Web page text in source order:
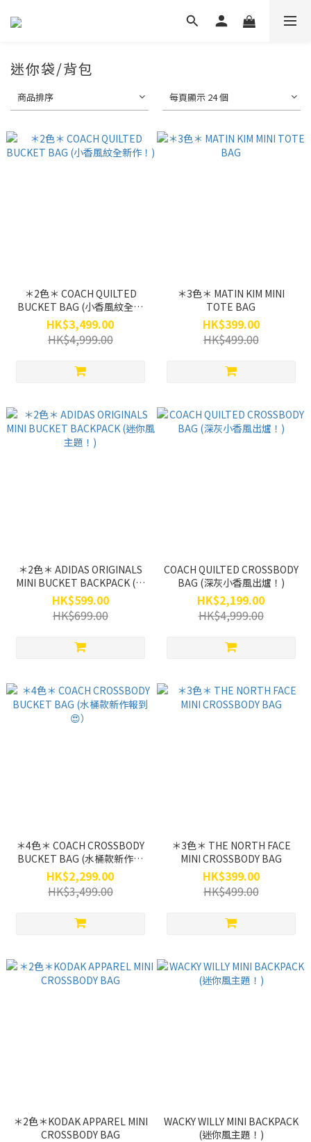
迷你袋/背包
商品排序 每頁顯示 24 個
＊2色＊ COACH QUILTED
BUCKET BAG (小香風紋全新
作！)
HK$3,499.00
HK$4,999.00
＊3色＊ MATIN KIM MINI
TOTE BAG
HK$399.00
HK$499.00
＊2色＊ ADIDAS ORIGINALS
MINI BUCKET BACKPACK (迷
你風主題！)
HK$599.00
HK$699.00
COACH QUILTED CROSSBODY
BAG (深灰小香風出爐！)
HK$2,199.00
HK$4,999.00
＊4色＊ COACH CROSSBODY
BUCKET BAG (水桶款新作報
到😍）
HK$2,299.00
HK$3,499.00
＊3色＊ THE NORTH FACE
MINI CROSSBODY BAG
HK$399.00
HK$499.00
＊2色＊KODAK APPAREL MINI
CROSSBODY BAG
WACKY WILLY MINI BACKPACK
(迷你風主題！)